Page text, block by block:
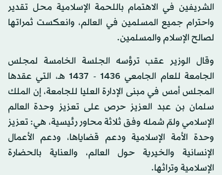
الشريفين في الاهتمام باللحمة الإسلامية محل تقدير
واحترام جميع المسلمين في العالم، وانعكست ثمراتها
لصالح الإسلام والمسلمين.
وقال الوزير عقب ترؤسه الجلسة الخامسة لمجلس
الجامعة للعام الجامعي 1436 - 1437 هـ، التي عقدها
المجلس أمس في مبنى الإدارة العليا للجامعة، إن الملك
سلمان بن عبد العزيز حرص على تعزيز وحدة العالم
الإسلامي ولمّ شمله وفق ثلاثة محاور رئيسية، هي: تعزيز
وحدة الأمة الإسلامية ودعم قضاياها، ودعم الأعمال
الإنسانية والخيرية حول العالم، والعناية بالحضارة
الإسلامية وتراثها.